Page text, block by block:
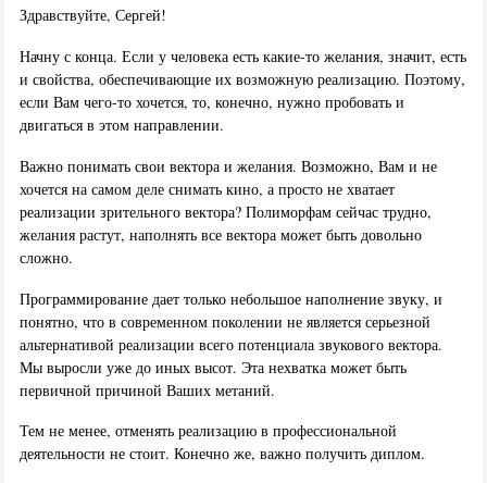
Здравствуйте, Сергей!
Начну с конца. Если у человека есть какие-то желания, значит, есть
и свойства, обеспечивающие их возможную реализацию. Поэтому,
если Вам чего-то хочется, то, конечно, нужно пробовать и
двигаться в этом направлении.
Важно понимать свои вектора и желания. Возможно, Вам и не
хочется на самом деле снимать кино, а просто не хватает
реализации зрительного вектора? Полиморфам сейчас трудно,
желания растут, наполнять все вектора может быть довольно
сложно.
Программирование дает только небольшое наполнение звуку, и
понятно, что в современном поколении не является серьезной
альтернативой реализации всего потенциала звукового вектора.
Мы выросли уже до иных высот. Эта нехватка может быть
первичной причиной Ваших метаний.
Тем не менее, отменять реализацию в профессиональной
деятельности не стоит. Конечно же, важно получить диплом.